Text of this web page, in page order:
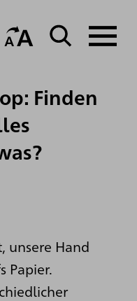
Finden
unsere Hand
Papier.